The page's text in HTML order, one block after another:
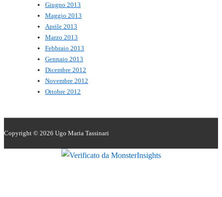
Giugno 2013
Maggio 2013
Aprile 2013
Marzo 2013
Febbraio 2013
Gennaio 2013
Dicembre 2012
Novembre 2012
Ottobre 2012
Copyright © 2026 Ugo Maria Tassinari